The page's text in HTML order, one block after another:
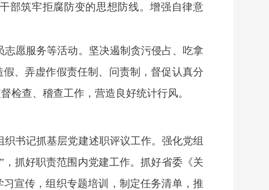
部筑牢拒腐防变的思想防线。增强自律意
愿服务等活动。坚决遏制贪污侵占、吃拿
、弄虚作假责任制、问责制，督促认真分
检查、稽查工作，营造良好统计行风。
书记抓基层党建述职评议工作。强化党组
抓好职责范围内党建工作。抓好省委《关
宣传，组织专题培训，制定任务清单，推